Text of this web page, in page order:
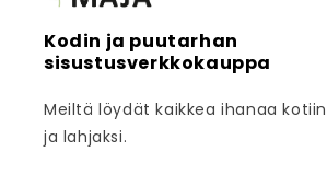
Kodin ja puutarhan
sisustusverkkokauppa
Meiltä löydät kaikkea ihanaa
ja lahjaksi.